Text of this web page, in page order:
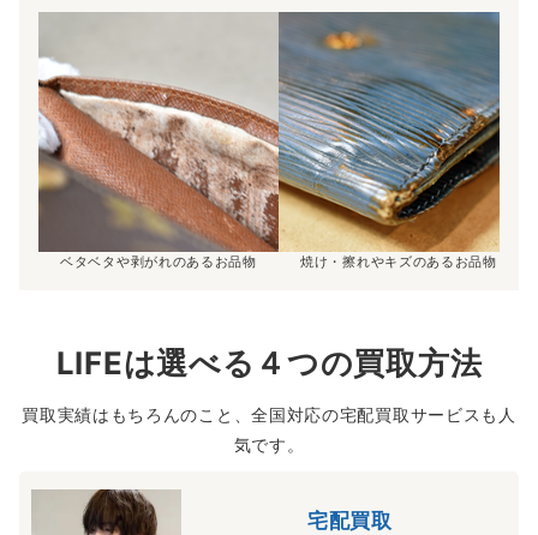
ベタベタや剥がれのあるお品物 焼け・擦れやキズのあるお品物
LIFEは選べる４つの買取方法
買取実績はもちろんのこと、全国対応の宅配買取サービスも人
気です。
宅配買取